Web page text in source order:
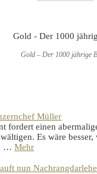
Gold – Der 1000 jährige
Müller
fordert einen
Es wäre
…Mehr
nun